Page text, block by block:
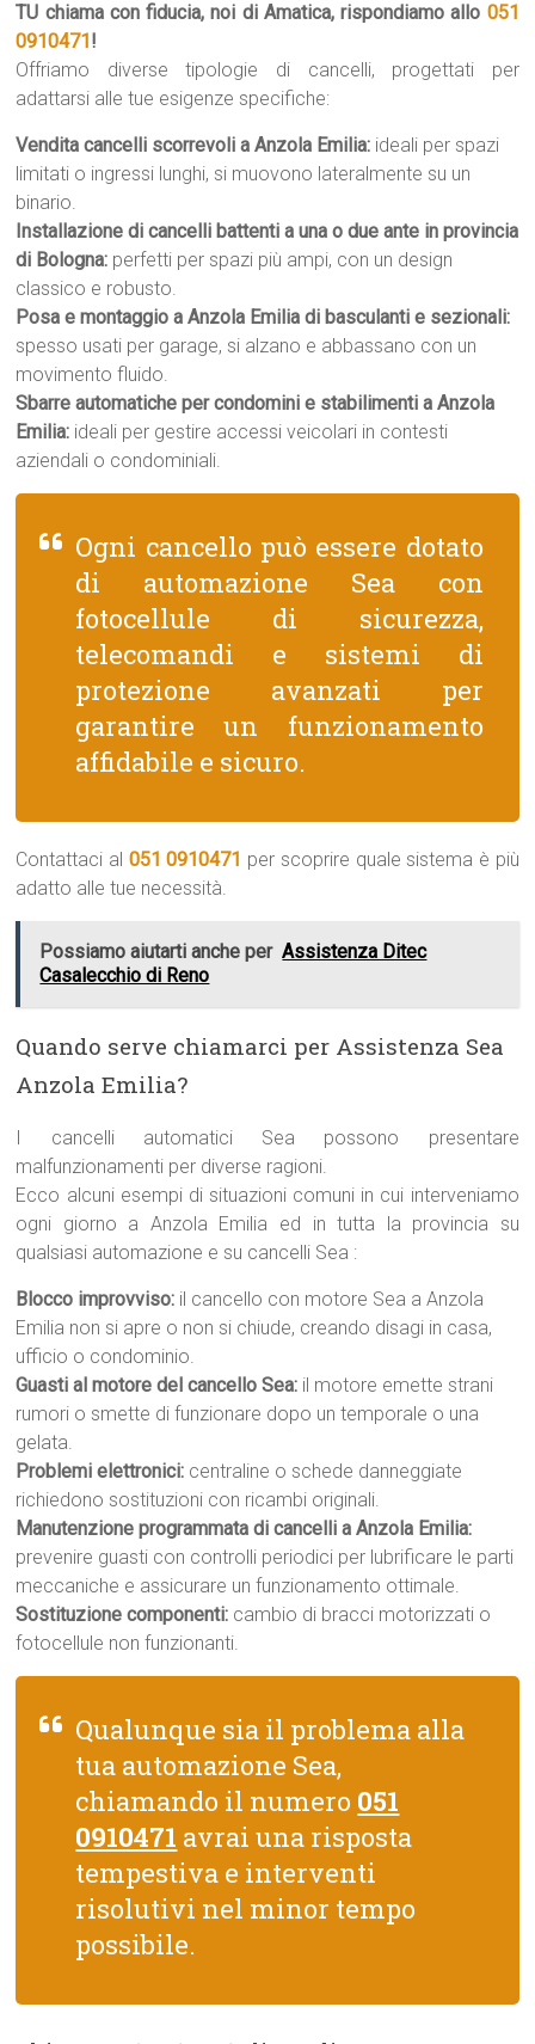
TU chiama con fiducia, noi di Amatica, rispondiamo allo 051
0910471!
Offriamo diverse tipologie di cancelli, progettati per
adattarsi alle tue esigenze specifiche:
Vendita cancelli scorrevoli a Anzola Emilia: ideali per spazi
limitati o ingressi lunghi, si muovono lateralmente su un
binario.
Installazione di cancelli battenti a una o due ante in provincia
di Bologna: perfetti per spazi più ampi, con un design
classico e robusto.
Posa e montaggio a Anzola Emilia di basculanti e sezionali:
spesso usati per garage, si alzano e abbassano con un
movimento fluido.
Sbarre automatiche per condomini e stabilimenti a Anzola
Emilia: ideali per gestire accessi veicolari in contesti
aziendali o condominiali.
Ogni cancello può essere dotato
di automazione Sea con
fotocellule di sicurezza,
telecomandi e sistemi di
protezione avanzati per
garantire un funzionamento
affidabile e sicuro.
Contattaci al 051 0910471 per scoprire quale sistema è più
adatto alle tue necessità.
Possiamo aiutarti anche per Assistenza Ditec
Casalecchio di Reno
Quando serve chiamarci per Assistenza Sea
Anzola Emilia?
I cancelli automatici Sea possono presentare
malfunzionamenti per diverse ragioni.
Ecco alcuni esempi di situazioni comuni in cui interveniamo
ogni giorno a Anzola Emilia ed in tutta la provincia su
qualsiasi automazione e su cancelli Sea :
Blocco improvviso: il cancello con motore Sea a Anzola
Emilia non si apre o non si chiude, creando disagi in casa,
ufficio o condominio.
Guasti al motore del cancello Sea: il motore emette strani
rumori o smette di funzionare dopo un temporale o una
gelata.
Problemi elettronici: centraline o schede danneggiate
richiedono sostituzioni con ricambi originali.
Manutenzione programmata di cancelli a Anzola Emilia:
prevenire guasti con controlli periodici per lubrificare le parti
meccaniche e assicurare un funzionamento ottimale.
Sostituzione componenti: cambio di bracci motorizzati o
fotocellule non funzionanti.
Qualunque sia il problema alla
tua automazione Sea,
chiamando il numero 051
0910471 avrai una risposta
tempestiva e interventi
risolutivi nel minor tempo
possibile.